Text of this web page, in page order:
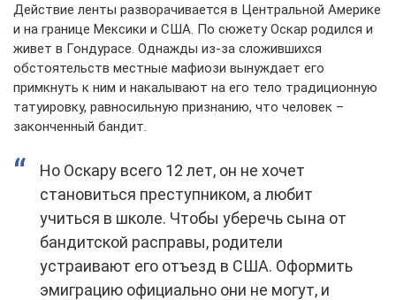
Действие ленты разворачивается в Центральной Америке
и на границе Мексики и США. По сюжету Оскар родился и
живет в Гондурасе. Однажды из-за сложившихся
обстоятельств местные мафиози вынуждает его
примкнуть к ним и накалывают на его тело традиционную
татуировку, равносильную признанию, что человек –
законченный бандит.
Но Оскару всего 12 лет, он не хочет
становиться преступником, а любит
учиться в школе. Чтобы уберечь сына от
бандитской расправы, родители
устраивают его отъезд в США. Оформить
эмиграцию официально они не могут, и